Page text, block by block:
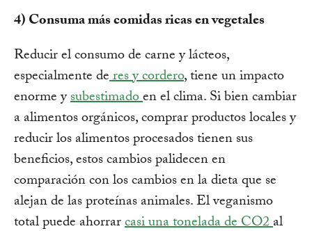
4) Consuma más comidas ricas en vegetales
Reducir el consumo de carne y lácteos,
especialmente deres y cordero, tiene un impacto
enorme ysubestimadoen el clima. Si bien cambiar
a alimentos orgánicos, comprar productos locales y
reducir los alimentos procesados tienen sus
beneficios, estos cambios palidecen en
comparación con los cambios en la dieta que se
alejan de las proteínas animales. El veganismo
total puede ahorrarcasi una tonelada de CO2al